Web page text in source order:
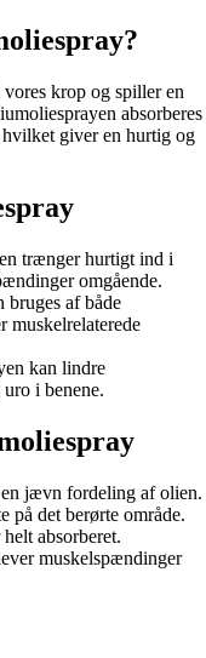
krop og spiller en
absorberes
giver en hurtig og
trænger hurtigt ind i
omgående.
bruges af både
muskelrelaterede
kan lindre
i benene.
jævn fordeling af olien.
på det berørte område.
absorberet.
muskelspændinger